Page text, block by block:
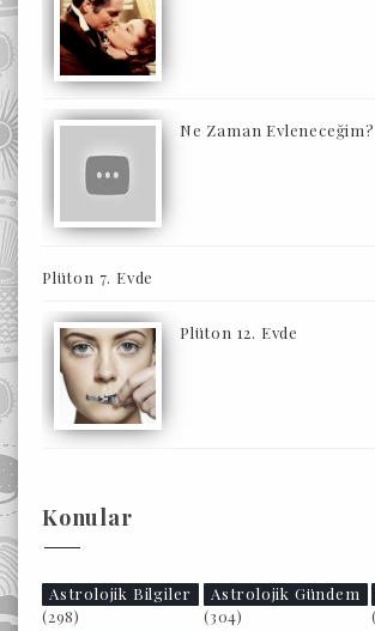
Ne Zaman Evleneceğim?
Plüton 7. Evde
Plüton 12. Evde
Konular
Astrolojik Bilgiler
(298)
Astrolojik Gündem
(304)